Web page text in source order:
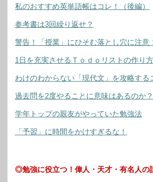
私のおすすめ英単語帳はコレ！（後編）
参考書は3回繰り返せ？
警告！「授業」にひそむ落とし穴に注意
1日を充実させるＴｏｄｏリストの作り方
わけのわからない「現代文」を攻略する
過去問を2度やることに意味はあるのか？
学年トップの親友がやっていた勉強法
「予習」に時間をかけすぎるな！
◎勉強に役立つ！偉人・天才・有名人の